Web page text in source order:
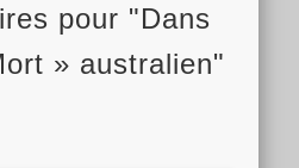
pour "Dans
» australien"